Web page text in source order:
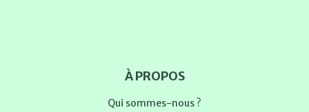
À PROPOS
Qui sommes-nous ?